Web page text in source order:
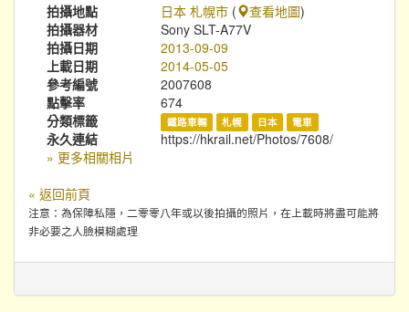
拍攝地點 日本 札幌市 ( 查看地圖)
拍攝器材
Sony SLT-A77V
拍攝日期
2013-09-09
上載日期
2014-05-05
參考編號
2007608
點擊率
674
分類標籤
鐵路車輛 札幌 日本 電車
永久連結
https://hkrail.net/Photos/7608/
» 更多相關相片
« 返回前頁
注意：為保障私隱，二零零八年或以後拍攝的照片，在上載時將盡可能將
非必要之人臉模糊處理